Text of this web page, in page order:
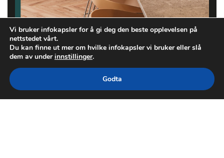
Vi bruker infokapsler for å gi deg den beste opplevelsen på
nettstedet vårt.
Du kan finne ut mer om hvilke infokapsler vi bruker eller slå
dem av underinnstillinger.
Godta